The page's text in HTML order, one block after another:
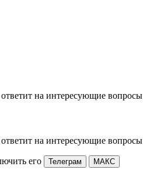
на интересующие вопросы
на интересующие вопросы
его Телеграм МАКС